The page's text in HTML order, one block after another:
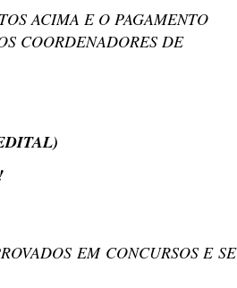
ACIMA E O PAGAMENTO
COORDENADORES DE
EM CONCURSOS E SE